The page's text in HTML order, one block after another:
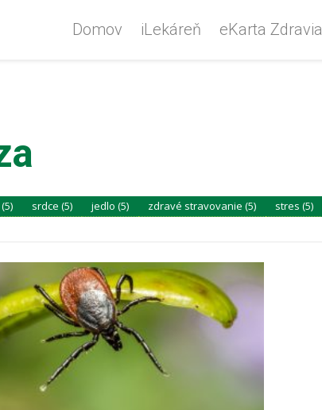
Domov iLekáreň eKarta Zdravia
srdce (5) jedlo (5) zdravé stravovanie (5) stres (5)